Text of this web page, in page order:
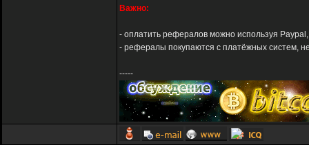
Важно:
- оплатить рефералов можно используя
- рефералы покупаются с платёжных систем,
-----